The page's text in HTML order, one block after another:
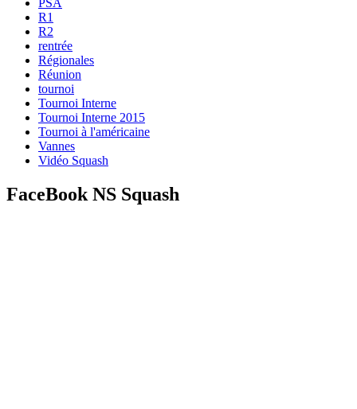
R1
R2
rentrée
Régionales
Réunion
tournoi
Tournoi Interne
Tournoi Interne 2015
Tournoi à l'américaine
Vannes
Vidéo Squash
FaceBook NS Squash